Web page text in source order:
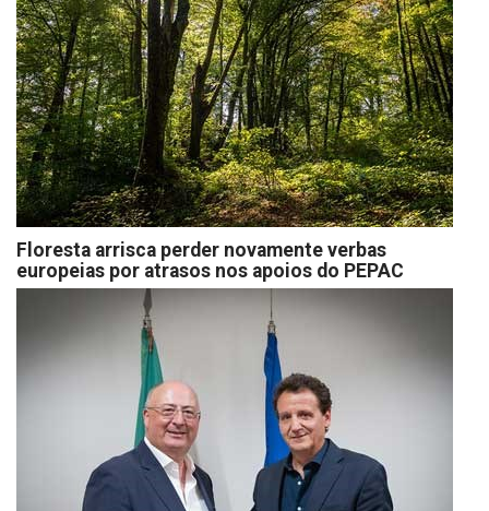
Floresta arrisca perder novamente verbas
europeias por atrasos nos apoios do PEPAC